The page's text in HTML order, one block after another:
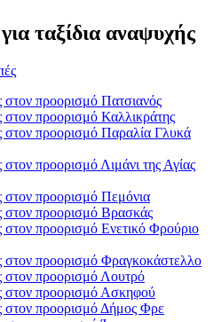
ταξίδια αναψυχής
στον προορισμό Πατσιανός
στον προορισμό Καλλικράτης
στον προορισμό Παραλία Γλυκά
στον προορισμό Λιμάνι της Αγίας
στον προορισμό Πεμόνια
στον προορισμό Βρασκάς
στον προορισμό Ενετικό Φρούριο
στον προορισμό Φραγκοκάστελλο
στον προορισμό Λουτρό
στον προορισμό Ασκηφού
στον προορισμό Δήμος Φρε